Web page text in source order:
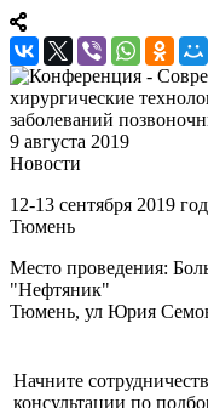
9 августа 2019
Новости
12-13 сентября 2019
Тюмень
Место проведения:
"Нефтяник"
Тюмень, ул Юрия
Начните
консультации по